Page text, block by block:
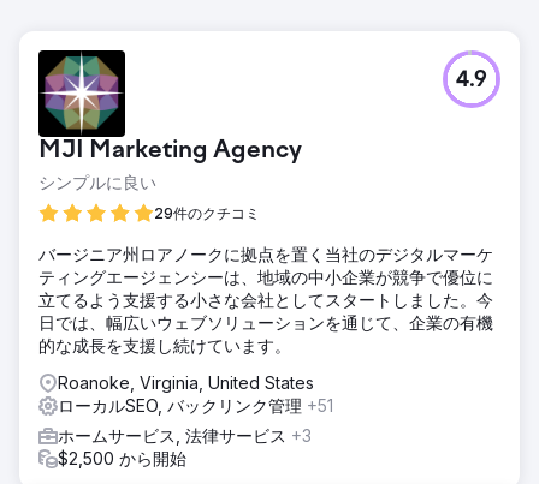
MJI Marketing Agency
シンプルに良い
29件のクチコミ
4.9
バージニア州ロアノークに拠点を置く当社のデジタルマーケ
ティングエージェンシーは、地域の中小企業が競争で優位に
立てるよう支援する小さな会社としてスタートしました。今
日では、幅広いウェブソリューションを通じて、企業の有機
的な成長を支援し続けています。
Roanoke, Virginia, United States
ローカルSEO, バックリンク管理 +51
ホームサービス, 法律サービス +3
$2,500 から開始